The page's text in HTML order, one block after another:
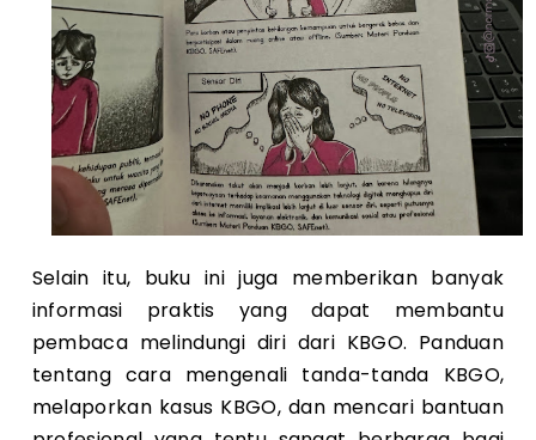
Selain itu, buku ini juga memberikan banyak
informasi praktis yang dapat membantu
pembaca melindungi diri dari KBGO. Panduan
tentang cara mengenali tanda-tanda KBGO,
melaporkan kasus KBGO, dan mencari bantuan